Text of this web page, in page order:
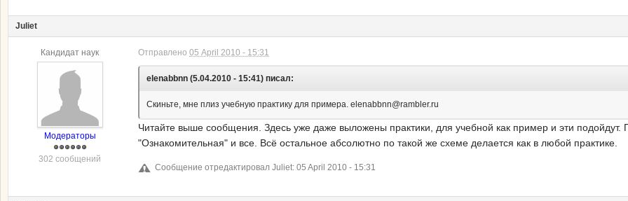
Juliet
Кандидат наук
Модераторы
302 сообщений
Отправлено 05 April 2010 - 15:31
elenabbnn (5.04.2010 - 15:41) писал:
Скиньте, мне плиз учебную практику для примера. elenabbnn@rambler.ru
Читайте выше сообщения. Здесь уже даже выложены практики, для учебной как пример и эти
"Ознакомительная" и все. Всё остальное абсолютно по такой же схеме делается как в любой практике.
Сообщение отредактировал Juliet: 05 April 2010 - 15:31